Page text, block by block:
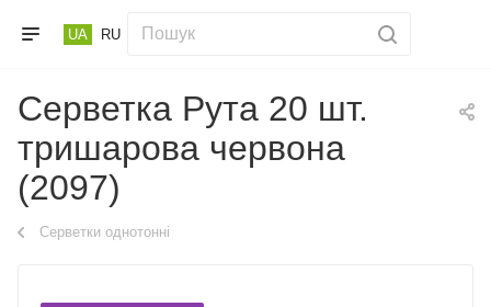
UA RU
Серветка Рута 20 шт.
тришарова червона
(2097)
Серветки однотонні